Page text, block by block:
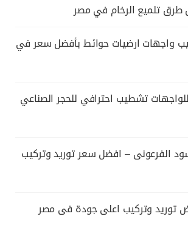
تلميع الرخام في مصر
واجهات ارضيات حوائط بأفضل سعر في
تشطيب احترافي للحجر الصناعي
الفرعونى – افضل سعر توريد وتركيب
توريد وتركيب اعلى جودة فى مصر